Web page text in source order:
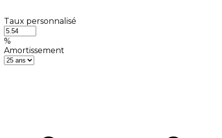
Taux personnalisé
%
Amortissement